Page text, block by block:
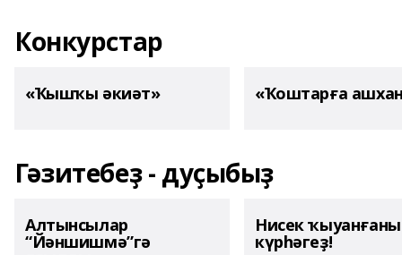
Конкурстар
«Ҡышҡы әкиәт» «Ҡоштарға
Гәзитебеҙ - дуҫыбыҙ
Алтынсылар
“Йәншишмә”гә
Нисек
күрһәгеҙ!